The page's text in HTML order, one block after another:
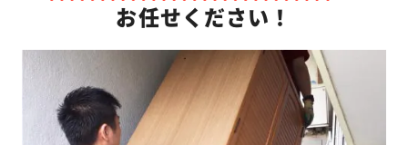
お任せください！